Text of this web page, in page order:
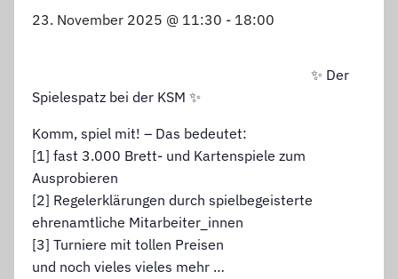
23. November 2025 @ 11:30 - 18:00
✨ Der
Spielespatz bei der KSM ✨
Komm, spiel mit! – Das bedeutet:
[1] fast 3.000 Brett- und Kartenspiele zum
Ausprobieren
[2] Regelerklärungen durch spielbegeisterte
ehrenamtliche Mitarbeiter_innen
[3] Turniere mit tollen Preisen
und noch vieles vieles mehr …